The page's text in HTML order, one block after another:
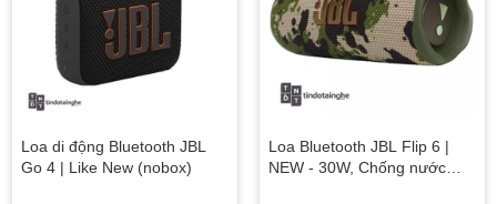
Loa di động Bluetooth JBL
Go 4 | Like New (nobox)
Loa Bluetooth JBL Flip 6 |
NEW - 30W, Chống nước